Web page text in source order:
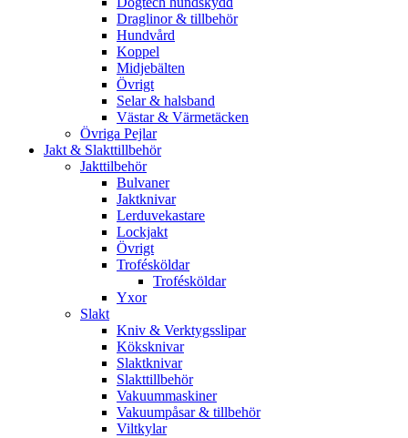
Draglinor & tillbehör
Hundvård
Koppel
Midjebälten
Övrigt
Selar & halsband
Västar & Värmetäcken
Övriga Pejlar
Jakt & Slakttillbehör
Jakttilbehör
Bulvaner
Jaktknivar
Lerduvekastare
Lockjakt
Övrigt
Trofésköldar
Trofésköldar
Yxor
Slakt
Kniv & Verktygsslipar
Köksknivar
Slaktknivar
Slakttillbehör
Vakuummaskiner
Vakuumpåsar & tillbehör
Viltkylar